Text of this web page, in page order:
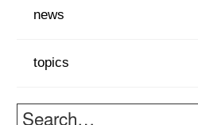
news
topics